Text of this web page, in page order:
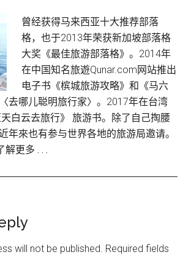
曾经获得马来西亚十大推荐部落
格，也于2013年荣获新加坡部落格
大奖《最佳旅游部落格》。2014年
在中国知名旅遊Qunar.com网站推出
电子书《槟城旅游攻略》和《马六
去哪儿聪明旅行家〉。2017年在台湾
白云去旅行》 旅游书。除了自己掏腰
年來也有参与世界各地的旅游局邀请。
解更多 . . .
will not be published. Required fields